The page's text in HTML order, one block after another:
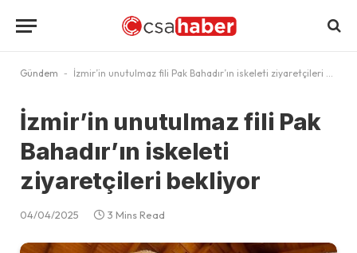
Gündem - İzmir’in unutulmaz fili Pak Bahadır’ın iskeleti ziyaretçileri bekliyor
İzmir’in unutulmaz fili Pak
Bahadır’ın iskeleti
ziyaretçileri bekliyor
04/04/2025 3 Mins Read